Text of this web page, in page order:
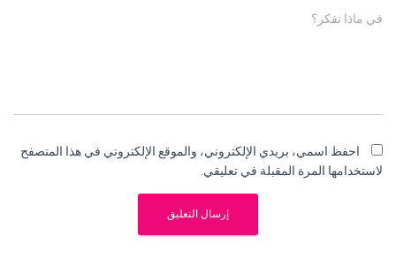
في ماذا تفكر؟
احفظ اسمي، بريدي الإلكتروني، والموقع الإلكتروني في هذا المتصفح
لاستخدامها المرة المقبلة في تعليقي.